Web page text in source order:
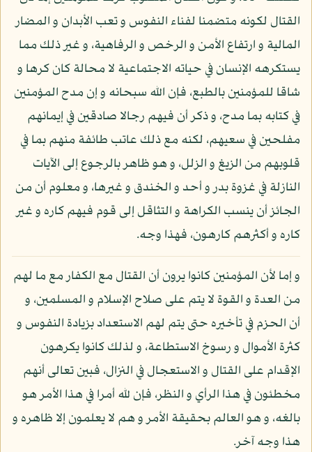
القتال لكونه متضمنا لفناء النفوس و تعب الأبدان و المضار
المالية و ارتفاع الأمن و الرخص و الرفاهية، و غير ذلك مما
يستكرهه الإنسان في حياته الاجتماعية لا محالة كان كرها و
شاقا للمؤمنين بالطبع، فإن الله سبحانه و إن مدح المؤمنين
في كتابه بما مدح، و ذكر أن فيهم رجالا صادقين في إيمانهم
مفلحين في سعيهم، لكنه مع ذلك عاتب طائفة منهم بما في
قلوبهم من الزيغ و الزلل، و هو ظاهر بالرجوع إلى الآيات
النازلة في غزوة بدر و أحد و الخندق و غيرها، و معلوم أن من
الجائز أن ينسب الكراهة و التثاقل إلى قوم فيهم كاره و غير
كاره و أكثرهم كارهون، فهذا وجه.
و إما لأن المؤمنين كانوا يرون أن القتال مع الكفار مع ما لهم
من العدة و القوة لا يتم على صلاح الإسلام و المسلمين، و
أن الحزم في تأخيره حتى يتم لهم الاستعداد بزيادة النفوس و
كثرة الأموال و رسوخ الاستطاعة، و لذلك كانوا يكرهون
الإقدام على القتال و الاستعجال في النزال، فبين تعالى أنهم
مخطئون في هذا الرأي و النظر، فإن لله أمرا في هذا الأمر هو
بالغه، و هو العالم بحقيقة الأمر و هم لا يعلمون إلا ظاهره و
هذا وجه آخر.